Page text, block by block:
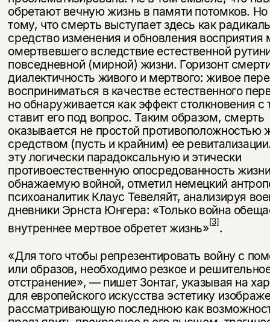
обретают вечную жизнь в памяти потомков. Но
тому, что смерть выступает здесь как
средство изменения и обновления восприя­тия
омертвевшего вследствие естественной
повседневной (мирной) жизни. Горизонт
диалектичность живого и мерт­вого: живое
восприниматься в качестве естественного
но обнаруживается как эффект столкновения с
ставит его под вопрос. Таким образом, смерть
оказывается не простой противоположностью
средством (пусть и крайним) ее
эту логически па­радоксальную и этически
противоестественную опосредованность
обнажаемую войной, отметил немецкий
психоаналитик Клаус Тевеляйт, анализируя
дневники Эрнста Юнгера: «Только война
внутреннее мертвое обретет жизнь»[3].
«Для того чтобы репрезентировать войну с
или образов, не­обходимо резкое и
отстранение», — пишет Зонтаг, указывая на
для европейского искусства эстетику
рас­сматривающую последнюю как